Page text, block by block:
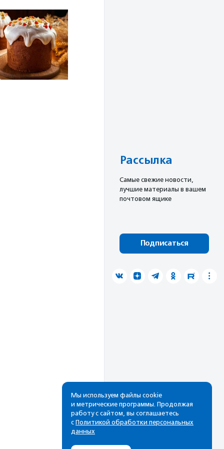
Рассылка
Cамые свежие новости,
лучшие материалы в вашем
почтовом ящике
Подписаться
Мы используем файлы cookie
и метрические программы. Продолжая
работу с сайтом, вы соглашаетесь
с Политикой обработки персональных
данных